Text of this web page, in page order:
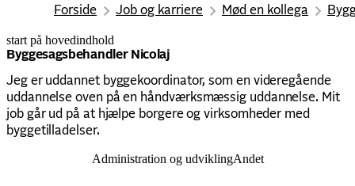
Forside Job og karriere Mød en kollega
start på hovedindhold
Byggesagsbehandler Nicolaj
Jeg er uddannet byggekoordinator, som en videregående
uddannelse oven på en håndværksmæssig uddannelse. Mit
job går ud på at hjælpe borgere og virksomheder med
byggetilladelser.
senest opdateret 21. oktober 2025
Administration og udviklingAndet